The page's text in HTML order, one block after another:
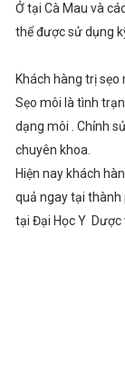
Ở tại Cà Mau và
thể được sử dụng
Khách hàng trị
Sẹo môi là tình
dạng môi . Chỉnh
chuyên khoa.
Hiện nay khách
quả ngay tại thành
tại Đại Học Y Dược